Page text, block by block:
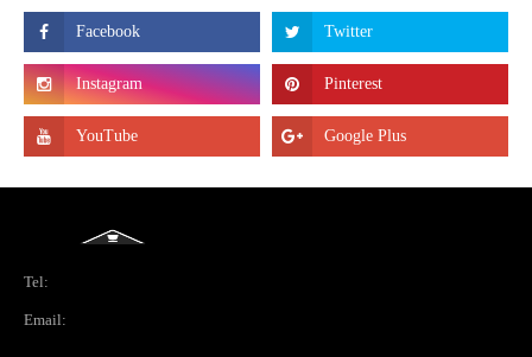
Tel:
Email: